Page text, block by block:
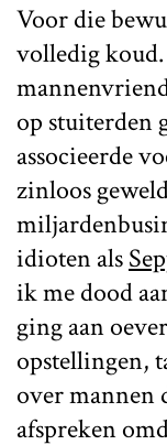
Voor die
volledig
op stuiterden
associeerde
zinloos
idioten als
ik me dood
ging aan
opstellingen,
over mannen
afspreken